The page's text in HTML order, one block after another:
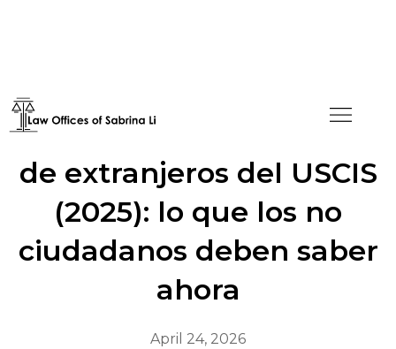
Nueva regla de registro
de extranjeros del USCIS
(2025): lo que los no
ciudadanos deben saber
ahora
April 24, 2026